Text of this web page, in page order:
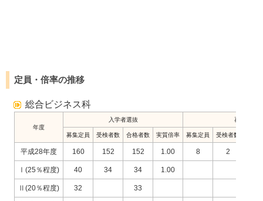
定員・倍率の推移
総合ビジネス科
年度
入学者選抜 再募集
募集定員 受検者数 合格者数 実質倍率 募集定員 受検者数
平成28年度 160 152 152 1.00 8 2
Ⅰ(25％程度) 40 34 34 1.00
Ⅱ(20％程度) 32 33